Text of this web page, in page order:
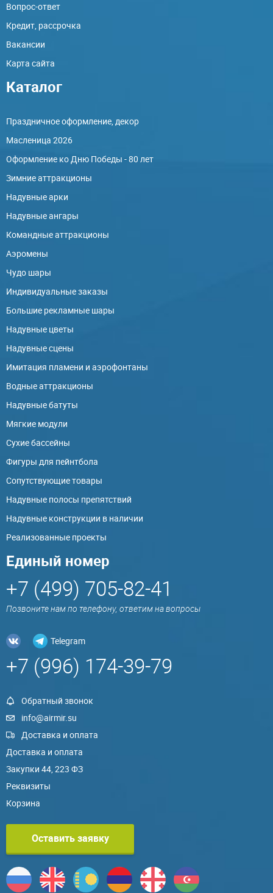
Вопрос-ответ
Кредит, рассрочка
Вакансии
Карта сайта
Каталог
Праздничное оформление, декор
Масленица 2026
Оформление ко Дню Победы - 80 лет
Зимние аттракционы
Надувные арки
Надувные ангары
Командные аттракционы
Аэромены
Чудо шары
Индивидуальные заказы
Большие рекламные шары
Надувные цветы
Надувные сцены
Имитация пламени и аэрофонтаны
Водные аттракционы
Надувные батуты
Мягкие модули
Сухие бассейны
Фигуры для пейнтбола
Сопутствующие товары
Надувные полосы препятствий
Надувные конструкции в наличии
Реализованные проекты
Единый номер
+7 (499) 705-82-41
Позвоните нам по телефону, ответим на вопросы
Telegram
+7 (996) 174-39-79
Обратный звонок
info@airmir.su
Доставка и оплата
Доставка и оплата
Закупки 44, 223 ФЗ
Реквизиты
Корзина
Оставить заявку